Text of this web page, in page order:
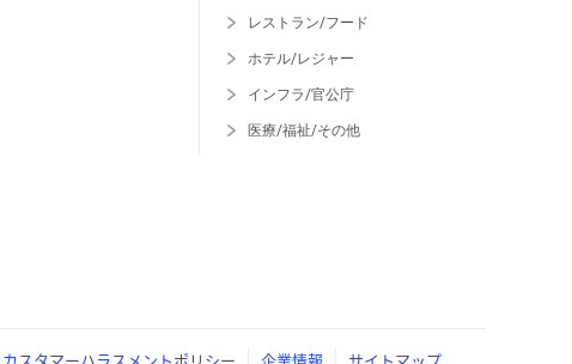
レストラン/フード
ホテル/レジャー
インフラ/官公庁
医療/福祉/その他